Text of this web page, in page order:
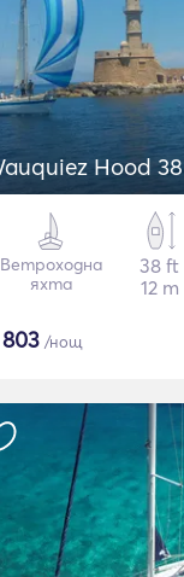
Wauquiez Hood 38
Ветроходна
яхта
38 ft
12 m
803 /нощ